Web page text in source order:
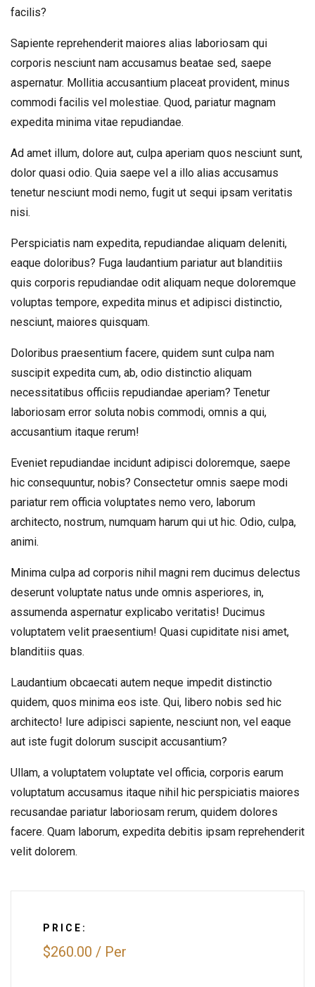
facilis?
Sapiente reprehenderit maiores alias laboriosam qui
corporis nesciunt nam accusamus beatae sed, saepe
aspernatur. Mollitia accusantium placeat provident, minus
commodi facilis vel molestiae. Quod, pariatur magnam
expedita minima vitae repudiandae.
Ad amet illum, dolore aut, culpa aperiam quos nesciunt sunt,
dolor quasi odio. Quia saepe vel a illo alias accusamus
tenetur nesciunt modi nemo, fugit ut sequi ipsam veritatis
nisi.
Perspiciatis nam expedita, repudiandae aliquam deleniti,
eaque doloribus? Fuga laudantium pariatur aut blanditiis
quis corporis repudiandae odit aliquam neque doloremque
voluptas tempore, expedita minus et adipisci distinctio,
nesciunt, maiores quisquam.
Doloribus praesentium facere, quidem sunt culpa nam
suscipit expedita cum, ab, odio distinctio aliquam
necessitatibus officiis repudiandae aperiam? Tenetur
laboriosam error soluta nobis commodi, omnis a qui,
accusantium itaque rerum!
Eveniet repudiandae incidunt adipisci doloremque, saepe
hic consequuntur, nobis? Consectetur omnis saepe modi
pariatur rem officia voluptates nemo vero, laborum
architecto, nostrum, numquam harum qui ut hic. Odio, culpa,
animi.
Minima culpa ad corporis nihil magni rem ducimus delectus
deserunt voluptate natus unde omnis asperiores, in,
assumenda aspernatur explicabo veritatis! Ducimus
voluptatem velit praesentium! Quasi cupiditate nisi amet,
blanditiis quas.
Laudantium obcaecati autem neque impedit distinctio
quidem, quos minima eos iste. Qui, libero nobis sed hic
architecto! Iure adipisci sapiente, nesciunt non, vel eaque
aut iste fugit dolorum suscipit accusantium?
Ullam, a voluptatem voluptate vel officia, corporis earum
voluptatum accusamus itaque nihil hic perspiciatis maiores
recusandae pariatur laboriosam rerum, quidem dolores
facere. Quam laborum, expedita debitis ipsam reprehenderit
velit dolorem.
PRICE:
$260.00 / Per